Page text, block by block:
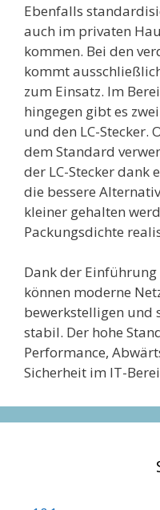
Ebenfalls
auch im privaten
kommen. Bei den
kommt
zum Einsatz. Im
hingegen gibt es
und den LC-Stecker.
dem Standard
der LC-Stecker dank
die bessere
kleiner gehalten
Packungsdichte
Dank der Einführung
können moderne
bewerkstelligen und
stabil. Der hohe
Performance,
Sicherheit im IT-